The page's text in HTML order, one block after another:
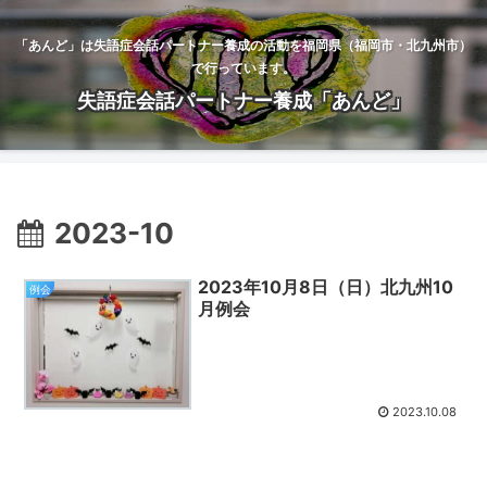
「あんど」は失語症会話パートナー養成の活動を福岡県（福岡市・北九州市）
で行っています。
失語症会話パートナー養成「あんど」
2023-10
例会
2023年10月8日（日）北九州10
月例会
2023.10.08